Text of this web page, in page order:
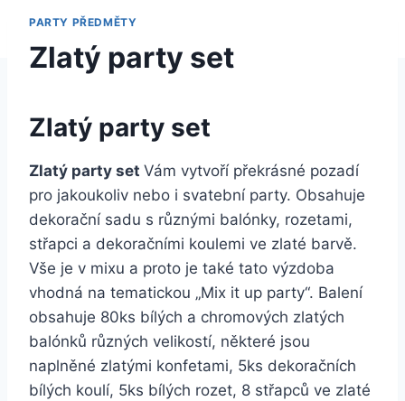
PARTY PŘEDMĚTY
Zlatý party set
Zlatý party set
Zlatý party set Vám vytvoří překrásné pozadí
pro jakoukoliv nebo i svatební party. Obsahuje
dekorační sadu s různými balónky, rozetami,
střapci a dekoračními koulemi ve zlaté barvě.
Vše je v mixu a proto je také tato výzdoba
vhodná na tematickou „Mix it up party“. Balení
obsahuje 80ks bílých a chromových zlatých
balónků různých velikostí, některé jsou
naplněné zlatými konfetami, 5ks dekoračních
bílých koulí, 5ks bílých rozet, 8 střapců ve zlaté